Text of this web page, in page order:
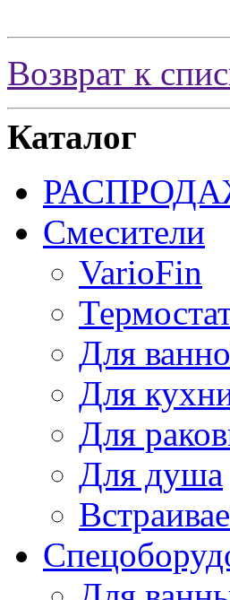
Возврат к
Каталог
Смесители
VarioFin
Для
Для
Для
Для душа